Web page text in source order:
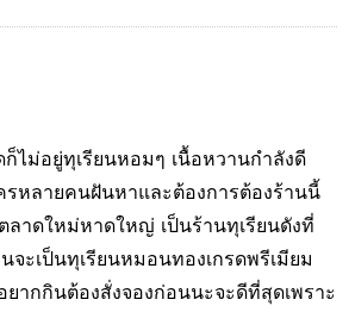
ก็ไม่อยู่ทุเรียนหอมๆ เนื้อหวานกำลังดี
หลายคนฝันหาและต้องการต้องร้านนี้
ลาดใหม่หาดใหญ่ เป็นร้านทุเรียนดังที่
จะเป็นทุเรียนหมอนทองเกรดพรีเมียม
ยากกินต้องสั่งจองก่อนนะจะดีที่สุดเพราะ